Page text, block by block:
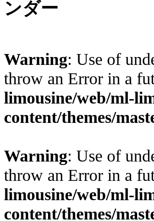
Warning: Use of
throw an Error in a
limousine/web/ml-
content/themes/
Warning: Use of
throw an Error in a
limousine/web/ml-
content/themes/